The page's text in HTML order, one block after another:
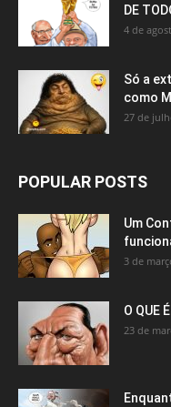
DE
4 de
Só a
como
27 de
POPULAR POSTS
Um
3 de
O QUE
23 de